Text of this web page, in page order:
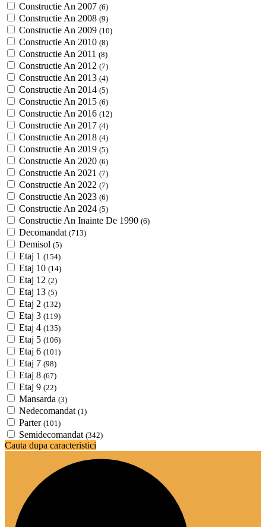
Constructie An 2007 (6)
Constructie An 2008 (9)
Constructie An 2009 (10)
Constructie An 2010 (8)
Constructie An 2011 (8)
Constructie An 2012 (7)
Constructie An 2013 (4)
Constructie An 2014 (5)
Constructie An 2015 (6)
Constructie An 2016 (12)
Constructie An 2017 (4)
Constructie An 2018 (4)
Constructie An 2019 (5)
Constructie An 2020 (6)
Constructie An 2021 (7)
Constructie An 2022 (7)
Constructie An 2023 (6)
Constructie An 2024 (5)
Constructie An Inainte De 1990 (6)
Decomandat (713)
Demisol (5)
Etaj 1 (154)
Etaj 10 (14)
Etaj 12 (2)
Etaj 13 (5)
Etaj 2 (132)
Etaj 3 (119)
Etaj 4 (135)
Etaj 5 (106)
Etaj 6 (101)
Etaj 7 (98)
Etaj 8 (67)
Etaj 9 (22)
Mansarda (3)
Nedecomandat (1)
Parter (101)
Semidecomandat (342)
Cauta dupa caracteristici